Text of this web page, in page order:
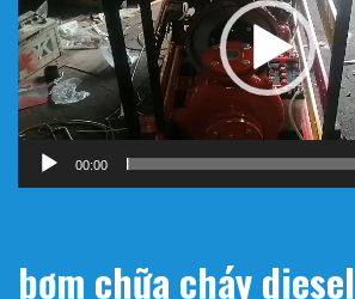
00:00
bơm chữa cháy diesel